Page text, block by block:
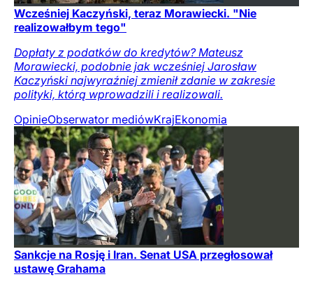
Wcześniej Kaczyński, teraz Morawiecki. "Nie
realizowałbym tego"
Dopłaty z podatków do kredytów? Mateusz
Morawiecki, podobnie jak wcześniej Jarosław
Kaczyński najwyraźniej zmienił zdanie w zakresie
polityki, którą wprowadzili i realizowali.
OpinieObserwator mediówKrajEkonomia
Sankcje na Rosję i Iran. Senat USA przegłosował
ustawę Grahama